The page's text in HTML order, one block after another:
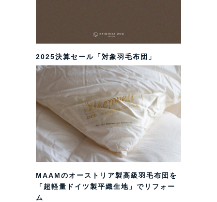
2025決算セール「対象羽毛布団」
MAAMのオーストリア製高級羽毛布団を
「超軽量ドイツ製平織生地」でリフォー
ム